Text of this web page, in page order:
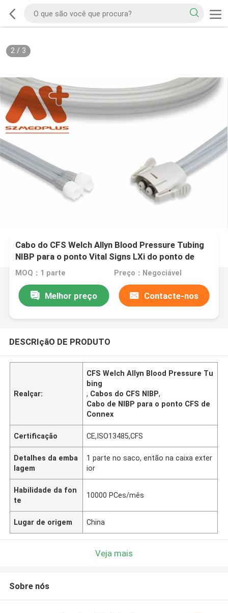
2/ 3
Cabo do CFS Welch Allyn Blood Pressure Tubing
NIBP para o ponto Vital Signs LXi do ponto de
Connex
MOQ：1 parte Preço：Negociável
Melhor preço Contacte-nos
DESCRIçãO DE PRODUTO
Realçar:
CFS Welch Allyn Blood Pressure Tu
bing
, Cabos do CFS NIBP,
Cabo de NIBP para o ponto CFS de
Connex
Certificação CE,ISO13485,CFS
Detalhes da emba
lagem
1 parte no saco, então na caixa exter
ior
Habilidade da fon
te
10000 PCes/mês
Lugar de origem China
Veja mais
Sobre nós